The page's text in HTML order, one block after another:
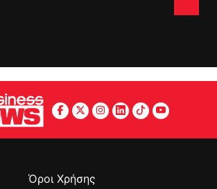
Όροι Χρήσης